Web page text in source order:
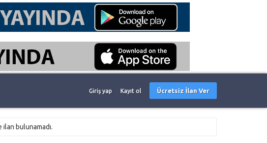
Giriş yap Kayıt ol Ücretsiz İlan Ver
bulunamadı.